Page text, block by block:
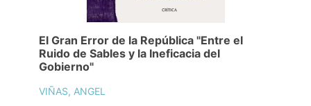
El Gran Error de la República "Entre el
Ruido de Sables y la Ineficacia del
Gobierno"
VIÑAS, ANGEL